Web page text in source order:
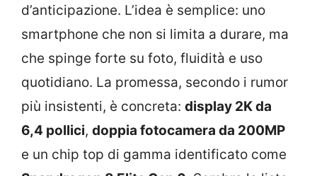
d’anticipazione. L’idea è semplice: uno
smartphone che non si limita a durare, ma
che spinge forte su foto, fluidità e uso
quotidiano. La promessa, secondo i rumor
più insistenti, è concreta: display 2K da
6,4 pollici, doppia fotocamera da 200MP
e un chip top di gamma identificato come